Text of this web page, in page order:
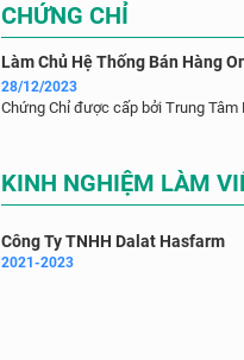
CHỨNG CHỈ
Làm Chủ Hệ Thống Bán Hàng
28/12/2023
Chứng Chỉ được cấp bởi Trung Tâm
KINH NGHIỆM LÀM
Công Ty TNHH Dalat Hasfarm
2021-2023